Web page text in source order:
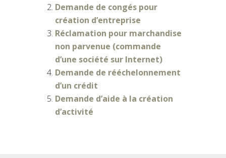
Demande de congés pour
création d’entreprise
Réclamation pour marchandise
non parvenue (commande
d’une société sur Internet)
Demande de rééchelonnement
d’un crédit
Demande d’aide à la création
d’activité